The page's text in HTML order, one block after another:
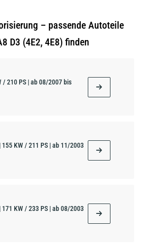
– passende Autoteile
D3 (4E2, 4E8) finden
/ 210 PS | ab 08/2007 bis
KW / 211 PS | ab 11/2003
KW / 233 PS | ab 08/2003